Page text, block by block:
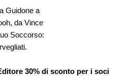
Guidone a
da Vince
Soccorso:
30% di sconto per i soci